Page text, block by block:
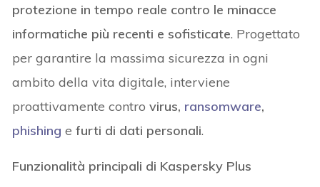
protezione in tempo reale contro le minacce
informatiche più recenti e sofisticate. Progettato
per garantire la massima sicurezza in ogni
ambito della vita digitale, interviene
proattivamente controvirus, ransomware,
phishing efurti di dati personali.
Funzionalità principali di Kaspersky Plus